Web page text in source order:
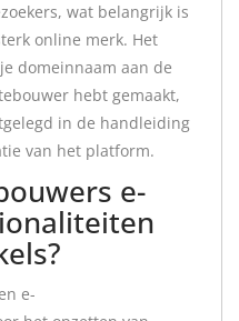
wat belangrijk is
online merk. Het
domeinnaam aan de
hebt gemaakt,
in de handleiding
van het platform.
e-
e-